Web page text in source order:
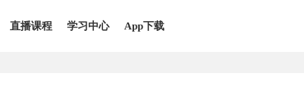
直播课程 学习中心 App下载